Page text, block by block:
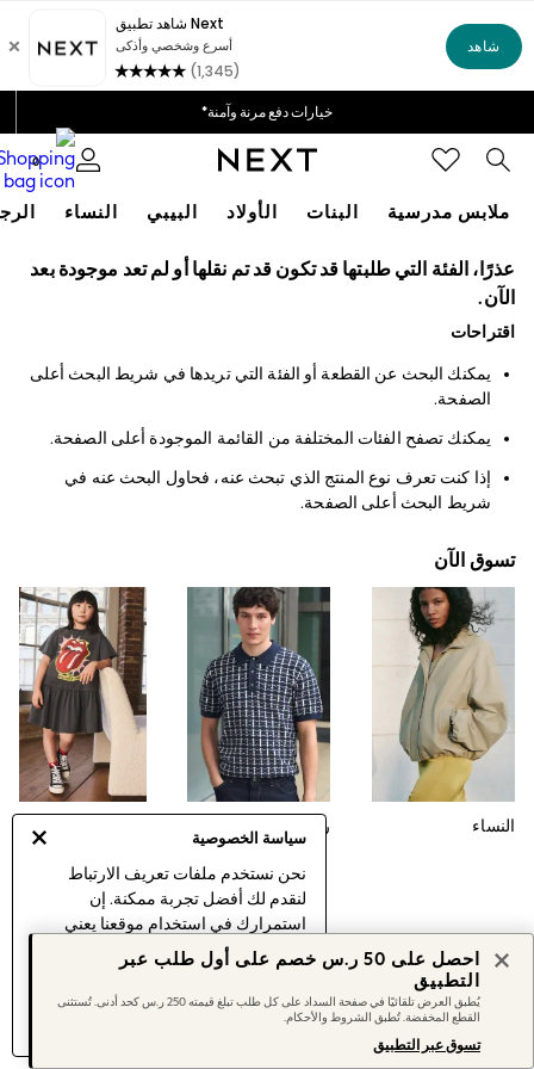
توصيل سريع | نتكفل بدفع جميع الرسوم الجمركية*
خيارات دفع مرنة وآمنة*
احصل على خصم بقيمة 50 ريالًا سعوديًّا على أول طلب لك عبر التطبيق*
0
ملابس مدرسية البنات الأولاد البيبي النساء
سياسة الخصوصية
نحن نستخدم ملفات تعريف الارتباط
لنقدم لك أفضل تجربة ممكنة. إن
استمرارك في استخدام موقعنا يعني
موافقتك على استخدامنا لملفات تعريف
الارتباط.
اكتشف المزيدعن إدارة إعدادات ملفات
تعريف الارتباط (الكوكيز).
HOLIDAY SHOP
Summer Nightwear
Occasionwear
Girls
Girls' Holiday Shop
Girls' Travel Styles
Sunset Styles
Dresses
Occasionwear
Linen Collection
Swimwear & Beachwear
Tops & T-Shirts
Sandals & Sliders
Jumpsuits & Playsuits
Shorts & Skirts
Sun Safe
Sun Hats & Caps
Sunglasses
Women's Holiday Shop
Women's Travel Styles
Occasionwear
Cover Ups & Kaftans
Swimwear
Jumpsuits & Playsuits
Beachwear
Skirts
Trousers
Sunglasses
عذرًا، الفئة التي طلبتها قد تكون قد تم نقلها أو لم تعد موجودة بعد
الآن.
اقتراحات
يمكنك البحث عن القطعة أو الفئة التي تريدها في شريط البحث أعلى
الصفحة.
يمكنك تصفح الفئات المختلفة من القائمة الموجودة أعلى الصفحة.
إذا كنت تعرف نوع المنتج الذي تبحث عنه، فحاول البحث عنه في
شريط البحث أعلى الصفحة.
تسوق الآن
النساء رجال
احصل على 50 ر.س خصم على أول طلب عبر
التطبيق
يُطبق العرض تلقائيًا في صفحة السداد على كل طلب تبلغ قيمته 250 ر.س كحد أدنى. تُستثنى
القطع المخفضة. تُطبق الشروط والأحكام.
تسوق عبر التطبيق